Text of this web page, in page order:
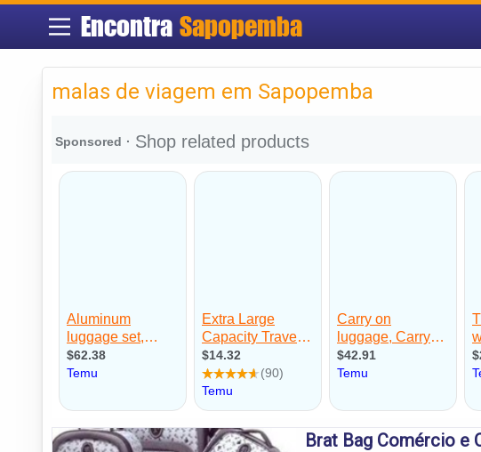
Encontra Sapopemba
malas de viagem em Sapopemba
Brat Bag Comércio e